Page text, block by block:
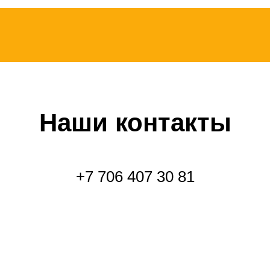
Наши контакты
+7 706 407 30 81